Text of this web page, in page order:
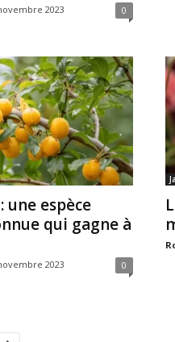
2023 0
une espèce
qui gagne à
2023 0